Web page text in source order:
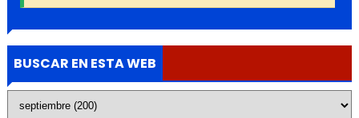
BUSCAR EN ESTA WEB